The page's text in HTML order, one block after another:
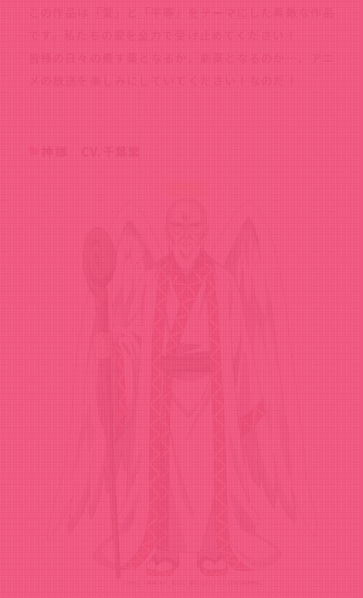
この作品は「愛」と「平等」をテーマにした素敵な作品
です。私たちの愛を全力で受け止めてください！
皆様の日々の癒す薬となるか、劇薬となるのか…、アニ
メの放送を楽しみにしていてください！なのだ！
神様 CV.千葉繁